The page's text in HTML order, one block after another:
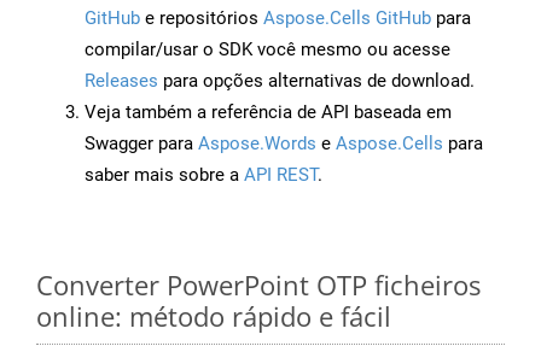
GitHub e repositórios Aspose.Cells GitHub para
compilar/usar o SDK você mesmo ou acesse
Releases para opções alternativas de download.
Veja também a referência de API baseada em
Swagger para Aspose.Words e Aspose.Cells para
saber mais sobre a API REST.
Converter PowerPoint OTP ficheiros
online: método rápido e fácil